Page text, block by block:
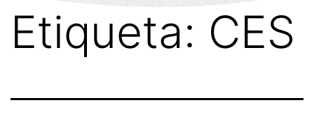
Etiqueta: CES